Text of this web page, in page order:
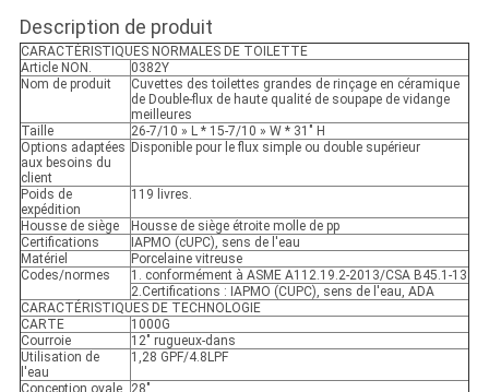
Description de produit
CARACTÉRISTIQUES NORMALES DE TOILETTE
Article NON.
0382Y
Nom de produit
Cuvettes des toilettes grandes de rinçage en céramique
de Double-flux de haute qualité de soupape de vidange
meilleures
Taille
26-7/10 » L * 15-7/10 » W * 31" H
Options adaptées
aux besoins du
client
Disponible pour le flux simple ou double supérieur
Poids de
expédition
119 livres.
Housse de siège
Housse de siège étroite molle de pp
Certifications
IAPMO (cUPC), sens de l'eau
Matériel
Porcelaine vitreuse
Codes/normes
1. conformément à ASME A112.19.2-2013/CSA B45.1-13
2.Certifications : IAPMO (CUPC), sens de l'eau, ADA
CARACTÉRISTIQUES DE TECHNOLOGIE
CARTE
1000G
Courroie
12" rugueux-dans
Utilisation de
l'eau
1,28 GPF/4.8LPF